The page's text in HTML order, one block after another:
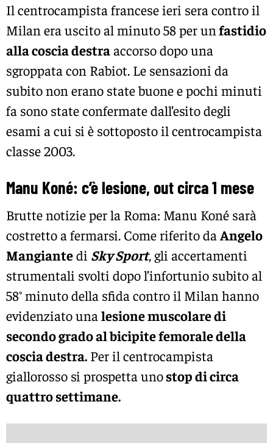
Il centrocampista francese ieri sera contro il
Milan era uscito al minuto 58 per unfastidio
alla coscia destraaccorso dopo una
sgroppata con Rabiot. Le sensazioni da
subito non erano state buone e pochi minuti
fa sono state confermate dall’esito degli
esami a cui si è sottoposto il centrocampista
classe 2003.
Manu Koné: c’è lesione, out circa 1 mese
Brutte notizie per la Roma: Manu Koné sarà
costretto a fermarsi. Come riferito da Angelo
Mangiantedi Sky Sport, gli accertamenti
strumentali svolti dopo l’infortunio subito al
58° minuto della sfida contro il Milan hanno
evidenziato una lesione muscolare di
secondo grado al bicipite femorale della
coscia destra. Per il centrocampista
giallorosso si prospetta unostop di circa
quattro settimane.